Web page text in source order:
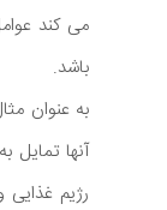
می کند
باشد.
به عنوان
آنها تمایل
رژیم